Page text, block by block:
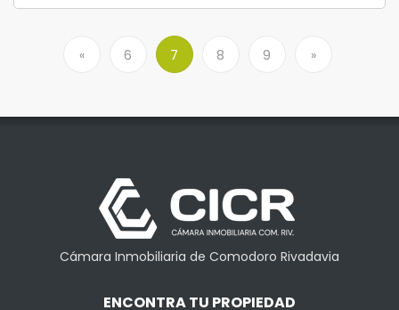
« 6 7 8 9 »
Cámara Inmobiliaria de Comodoro Rivadavia
ENCONTRA TU PROPIEDAD